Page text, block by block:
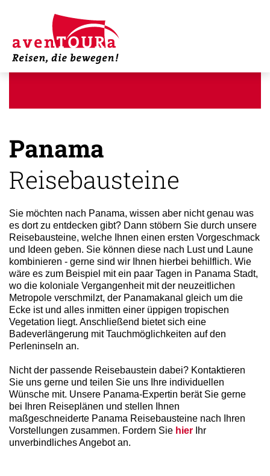
Panama
Reisebausteine
Sie möchten nach Panama, wissen aber nicht genau was
es dort zu entdecken gibt? Dann stöbern Sie durch unsere
Reisebausteine, welche Ihnen einen ersten Vorgeschmack
und Ideen geben. Sie können diese nach Lust und Laune
kombinieren - gerne sind wir Ihnen hierbei behilflich. Wie
wäre es zum Beispiel mit ein paar Tagen in Panama Stadt,
wo die koloniale Vergangenheit mit der neuzeitlichen
Metropole verschmilzt, der Panamakanal gleich um die
Ecke ist und alles inmitten einer üppigen tropischen
Vegetation liegt. Anschließend bietet sich eine
Badeverlängerung mit Tauchmöglichkeiten auf den
Perleninseln an.
Nicht der passende Reisebaustein dabei? Kontaktieren
Sie uns gerne und teilen Sie uns Ihre individuellen
Wünsche mit. Unsere Panama-Expertin berät Sie gerne
bei Ihren Reiseplänen und stellen Ihnen
maßgeschneiderte Panama Reisebausteine nach Ihren
Vorstellungen zusammen. Fordern Sie hier Ihr
unverbindliches Angebot an.